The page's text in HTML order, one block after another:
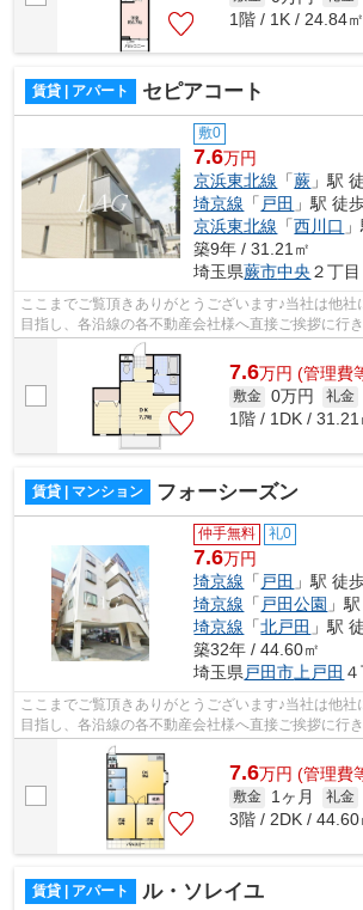
1階 / 1K / 24.84㎡
賃貸 | アパート セピアコート
敷0
7.6万円
京浜東北線 「蕨 」駅
埼京線 「 戸田 」駅 徒
京浜東北線 「西川口
築9年 / 31.21㎡
埼玉県蕨市中央 ２丁目
ここまでご覧頂きありがとうございます♪当社は他
目指し、各沿線の各不動産会社様へ直接ご挨拶に行
様へ提供しております！最新の情報は...
7.6万円 (管理費
敷金 0万円 礼金
1階 / 1DK / 31.21
賃貸 | マンション フォーシーズン
仲手無料 礼0
7.6万円
埼京線 「 戸田 」駅 徒
埼京線 「 戸田公園 」
埼京線 「北戸田 」駅
築32年 / 44.60㎡
埼玉県 戸田市 上戸田
ここまでご覧頂きありがとうございます♪当社は他
目指し、各沿線の各不動産会社様へ直接ご挨拶に行
様へ提供しております！最新の情報は...
7.6万円 (管理費
敷金 1ヶ月 礼金
3階 / 2DK / 44.60
賃貸 | アパート ル・ソレイユ